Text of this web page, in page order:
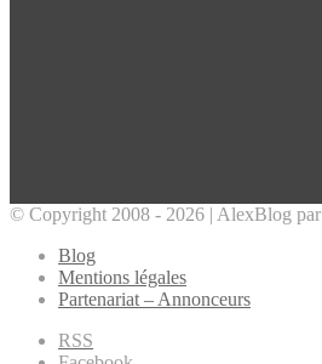
© Copyright 2008 - 2026 | AlexBlog par
Blog
Mentions légales
Partenariat – Annonceurs
RSS